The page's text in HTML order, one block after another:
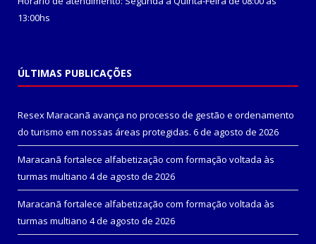
13:00hs
ÚLTIMAS PUBLICAÇÕES
Resex Maracanã avança no processo de gestão e ordenamento
do turismo em nossas áreas protegidas. 6 de agosto de 2026
Maracanã fortalece alfabetização com formação voltada às
turmas multiano 4 de agosto de 2026
Maracanã fortalece alfabetização com formação voltada às
turmas multiano 4 de agosto de 2026